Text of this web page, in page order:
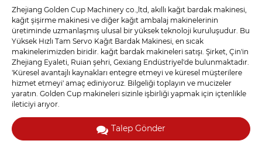
Zhejiang Golden Cup Machinery co.,ltd, akıllı kağıt bardak makinesi,
kağıt şişirme makinesi ve diğer kağıt ambalaj makinelerinin
üretiminde uzmanlaşmış ulusal bir yüksek teknoloji kuruluşudur. Bu
Yüksek Hızlı Tam Servo Kağıt Bardak Makinesi, en sıcak
makinelerimizden biridir. kağıt bardak makineleri satışı. Şirket, Çin'in
Zhejiang Eyaleti, Ruian şehri, Gexiang Endüstriyel'de bulunmaktadır.
'Küresel avantajlı kaynakları entegre etmeyi ve küresel müşterilere
hizmet etmeyi' amaç ediniyoruz. Bilgeliği toplayın ve mucizeler
yaratın. Golden Cup makineleri sizinle işbirliği yapmak için içtenlikle
ileticiyi arıyor.
Talep Gönder